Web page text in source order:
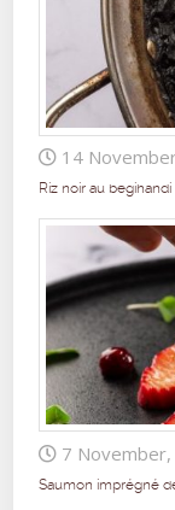
14
Riz noir au begihandi
7
Saumon imprégné